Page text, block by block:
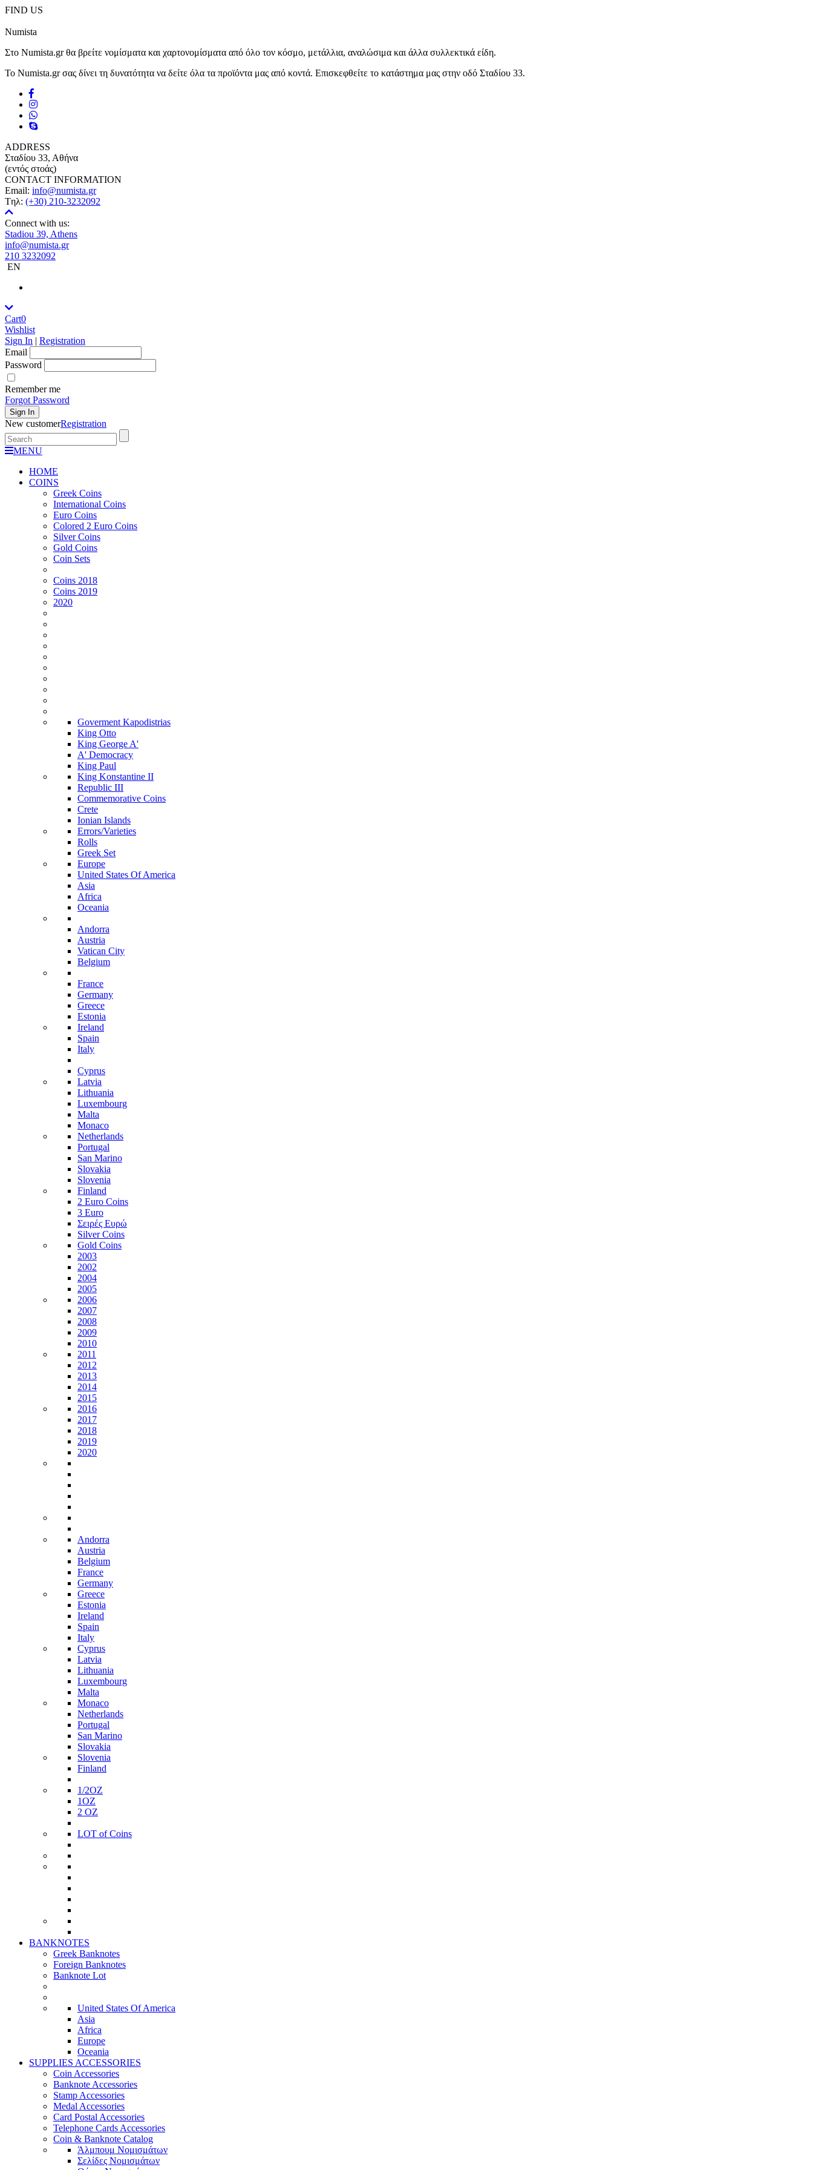
FIND US
Numista
Στο Numista.gr θα βρείτε νομίσματα και χαρτονομίσματα από όλο τον κόσμο, μετάλλια, αναλώσιμα και άλλα συλλεκτικά είδη.
Το Numista.gr σας δίνει τη δυνατότητα να δείτε όλα τα προϊόντα μας από κοντά. Επισκεφθείτε το κατάστημα μας στην οδό Σταδίου 33.
ADDRESS
Σταδίου 33, Αθήνα
(εντός στοάς)
CONTACT INFORMATION
Email: info@numista.gr
Tηλ: (+30) 210-3232092
Connect with us:
Stadiou 39, Athens
info@numista.gr
210 3232092
EN
Cart0
Wishlist
Sign In | Registration
Εmail
Password
Remember me
Forgot Password
Sign In
New customerRegistration
MENU
HOME
COINS
Greek Coins
International Coins
Euro Coins
Colored 2 Euro Coins
Silver Coins
Gold Coins
Coin Sets
Coins 2018
Coins 2019
2020
Goverment Kapodistrias
King Otto
King George A'
Α' Democracy
King Paul
King Konstantine II
Republic III
Commemorative Coins
Crete
Ionian Islands
Errors/Varieties
Rolls
Greek Set
Europe
United States Of America
Asia
Africa
Oceania
Andorra
Austria
Vatican City
Belgium
France
Germany
Greece
Estonia
Ireland
Spain
Italy
Cyprus
Latvia
Lithuania
Luxembourg
Malta
Monaco
Netherlands
Portugal
San Marino
Slovakia
Slovenia
Finland
2 Euro Coins
3 Euro
Σειρές Ευρώ
Silver Coins
Gold Coins
2003
2002
2004
2005
2006
2007
2008
2009
2010
2011
2012
2013
2014
2015
2016
2017
2018
2019
2020
Andorra
Austria
Belgium
France
Germany
Greece
Estonia
Ireland
Spain
Italy
Cyprus
Latvia
Lithuania
Luxembourg
Malta
Monaco
Netherlands
Portugal
San Marino
Slovakia
Slovenia
Finland
1/2ΟΖ
1ΟΖ
2 OZ
LOT of Coins
BANKNOTES
Greek Banknotes
Foreign Banknotes
Banknote Lot
United States Of America
Asia
Africa
Europe
Oceania
SUPPLIES ACCESSORIES
Coin Accessories
Banknote Accessories
Stamp Accessories
Medal Accessories
Card Postal Accessories
Telephone Cards Accessories
Coin & Banknote Catalog
Άλμπουμ Νομισμάτων
Σελίδες Νομισμάτων